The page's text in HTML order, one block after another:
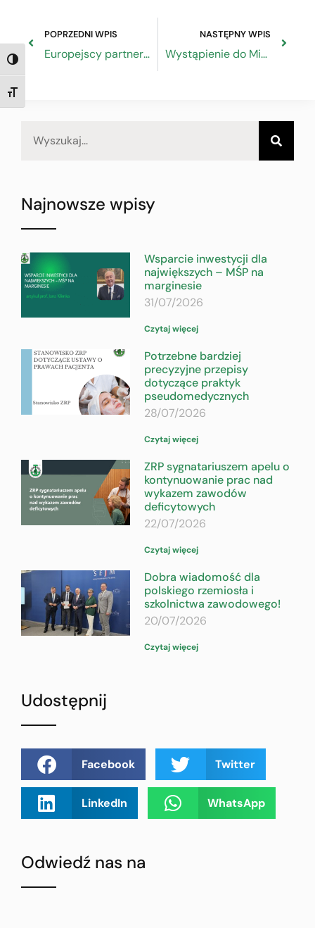
TOGGLE HIGH CONTRAST
TOGGLE FONT SIZE
POPRZEDNI WPIS
Europejscy partnerzy społeczni wzywają państwa członkowskie do zatwierdzenia porozumienia w sprawie funduszu naprawczego i długoterminowego budżetu
NASTĘPNY WPIS
Wystąpienie do Minister Olgi Semeniuk w sprawie subwencji oświatowej
Najnowsze wpisy
Wsparcie inwestycji dla
największych – MŚP na
marginesie
31/07/2026
Czytaj więcej
Potrzebne bardziej
precyzyjne przepisy
dotyczące praktyk
pseudomedycznych
28/07/2026
Czytaj więcej
ZRP sygnatariuszem apelu o
kontynuowanie prac nad
wykazem zawodów
deficytowych
22/07/2026
Czytaj więcej
Dobra wiadomość dla
polskiego rzemiosła i
szkolnictwa zawodowego!
20/07/2026
Czytaj więcej
Udostępnij
Facebook Twitter
LinkedIn WhatsApp
Odwiedź nas na